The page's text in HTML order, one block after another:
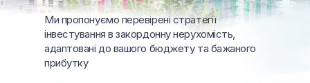
Ми пропонуємо перевірені стратегії
інвестування в закордонну нерухомість,
адаптовані до вашого бюджету та бажаного
прибутку